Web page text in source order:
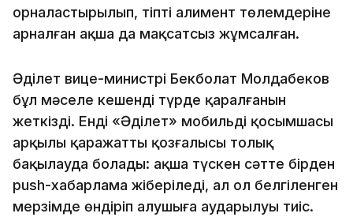
орналастырылып, тіпті алимент төлемдеріне
арналған ақша да мақсатсыз жұмсалған.
Әділет вице-министрі Бекболат Молдабеков
бұл мәселе кешенді түрде қаралғанын
жеткізді. Енді «Әділет» мобильді қосымшасы
арқылы қаражаттың қозғалысы толық
бақылауда болады: ақша түскен сәтте бірден
push-хабарлама жіберіледі, ал ол белгіленген
мерзімде өндіріп алушыға аударылуы тиіс.